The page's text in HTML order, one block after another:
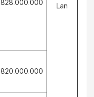
Lan
828.000.000
820.000.000